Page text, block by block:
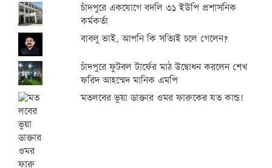
চাঁদপুরে একযোগে বদলি ৩১ ইউপি প্রশাসনিক
কর্মকর্তা
বাবলু ভাই, আপনি কি সত্যিই চলে গেলেন?
চাঁদপুরে ফুটবল টার্ফের মাঠ উদ্বোধন করলেন শেখ
ফরিদ আহম্মেদ মানিক এমপি
মতলবের ভুয়া ডাক্তার ওমর ফারুকের যত কান্ড!